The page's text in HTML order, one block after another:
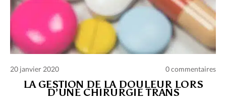
20 janvier 2020 0 commentaires
LA GESTION DE LA DOULEUR LORS
D’UNE CHIRURGIE TRANS